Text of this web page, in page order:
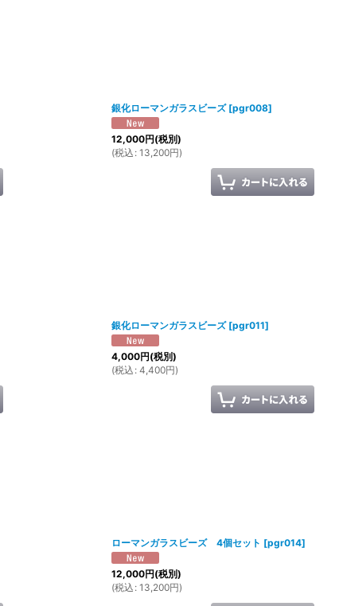
銀化ローマンガラスビーズ [pgr008]
12,000円(税別)
(税込 : 13,200円)
銀化ローマンガラスビーズ [pgr011]
4,000円(税別)
(税込 : 4,400円)
ローマンガラスビーズ 4個セット [pgr014]
12,000円(税別)
(税込 : 13,200円)